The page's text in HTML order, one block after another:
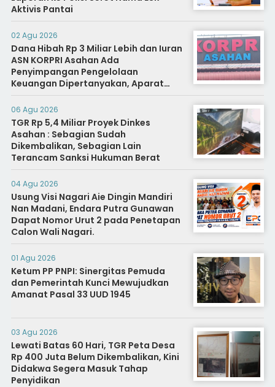
Aktivis Pantai
02 Agu 2026
Dana Hibah Rp 3 Miliar Lebih dan Iuran
ASN KORPRI Asahan Ada
Penyimpangan Pengelolaan
Keuangan Dipertanyakan, Aparat
Diminta Segera Usut
06 Agu 2026
TGR Rp 5,4 Miliar Proyek Dinkes
Asahan : Sebagian Sudah
Dikembalikan, Sebagian Lain
Terancam Sanksi Hukuman Berat
04 Agu 2026
Usung Visi Nagari Aie Dingin Mandiri
Nan Madani, Endara Putra Gunawan
Dapat Nomor Urut 2 pada Penetapan
Calon Wali Nagari.
01 Agu 2026
Ketum PP PNPI: Sinergitas Pemuda
dan Pemerintah Kunci Mewujudkan
Amanat Pasal 33 UUD 1945
03 Agu 2026
Lewati Batas 60 Hari, TGR Peta Desa
Rp 400 Juta Belum Dikembalikan, Kini
Didakwa Segera Masuk Tahap
Penyidikan